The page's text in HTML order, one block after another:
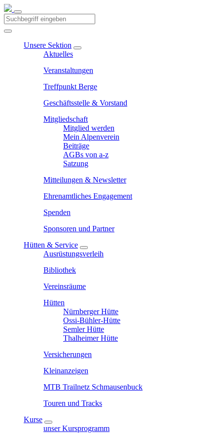
Unsere Sektion
Aktuelles
Veranstaltungen
Treffpunkt Berge
Geschäftsstelle & Vorstand
Mitgliedschaft
Mitglied werden
Mein Alpenverein
Beiträge
AGBs von a-z
Satzung
Mitteilungen & Newsletter
Ehrenamtliches Engagement
Spenden
Sponsoren und Partner
Hütten & Service
Ausrüstungsverleih
Bibliothek
Vereinsräume
Hütten
Nürnberger Hütte
Ossi-Bühler-Hütte
Semler Hütte
Thalheimer Hütte
Versicherungen
Kleinanzeigen
MTB Trailnetz Schmausenbuck
Touren und Tracks
Kurse
unser Kursprogramm